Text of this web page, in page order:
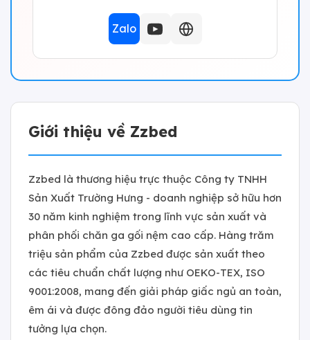
Zalo
Giới thiệu về Zzbed
Zzbed là thương hiệu trực thuộc Công ty TNHH
Sản Xuất Trường Hưng - doanh nghiệp sở hữu hơn
30 năm kinh nghiệm trong lĩnh vực sản xuất và
phân phối chăn ga gối nệm cao cấp. Hàng trăm
triệu sản phẩm của Zzbed được sản xuất theo
các tiêu chuẩn chất lượng như OEKO-TEX, ISO
9001:2008, mang đến giải pháp giấc ngủ an toàn,
êm ái và được đông đảo người tiêu dùng tin
tưởng lựa chọn.